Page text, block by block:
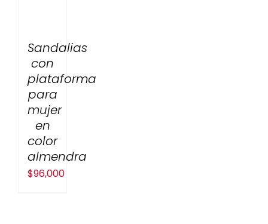
Sandalias
con
plataforma
para
mujer
en
color
almendra
$96,000